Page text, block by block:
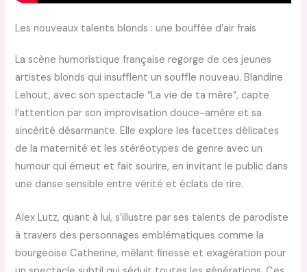
Les nouveaux talents blonds : une bouffée d’air frais
La scène humoristique française regorge de ces jeunes
artistes blonds qui insufflent un souffle nouveau. Blandine
Lehout, avec son spectacle “La vie de ta mère”, capte
l’attention par son improvisation douce-amère et sa
sincérité désarmante. Elle explore les facettes délicates
de la maternité et les stéréotypes de genre avec un
humour qui émeut et fait sourire, en invitant le public dans
une danse sensible entre vérité et éclats de rire.
Alex Lutz, quant à lui, s’illustre par ses talents de parodiste
à travers des personnages emblématiques comme la
bourgeoise Catherine, mêlant finesse et exagération pour